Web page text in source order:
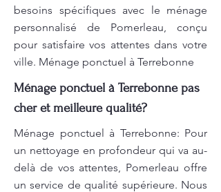
besoins spécifiques avec le ménage
personnalisé de Pomerleau, conçu
pour satisfaire vos attentes dans votre
ville. Ménage ponctuel à Terrebonne
Ménage ponctuel à Terrebonne pas
cher et meilleure qualité?
Ménage ponctuel à Terrebonne: Pour
un nettoyage en profondeur qui va au-
delà de vos attentes, Pomerleau offre
un service de qualité supérieure. Nous